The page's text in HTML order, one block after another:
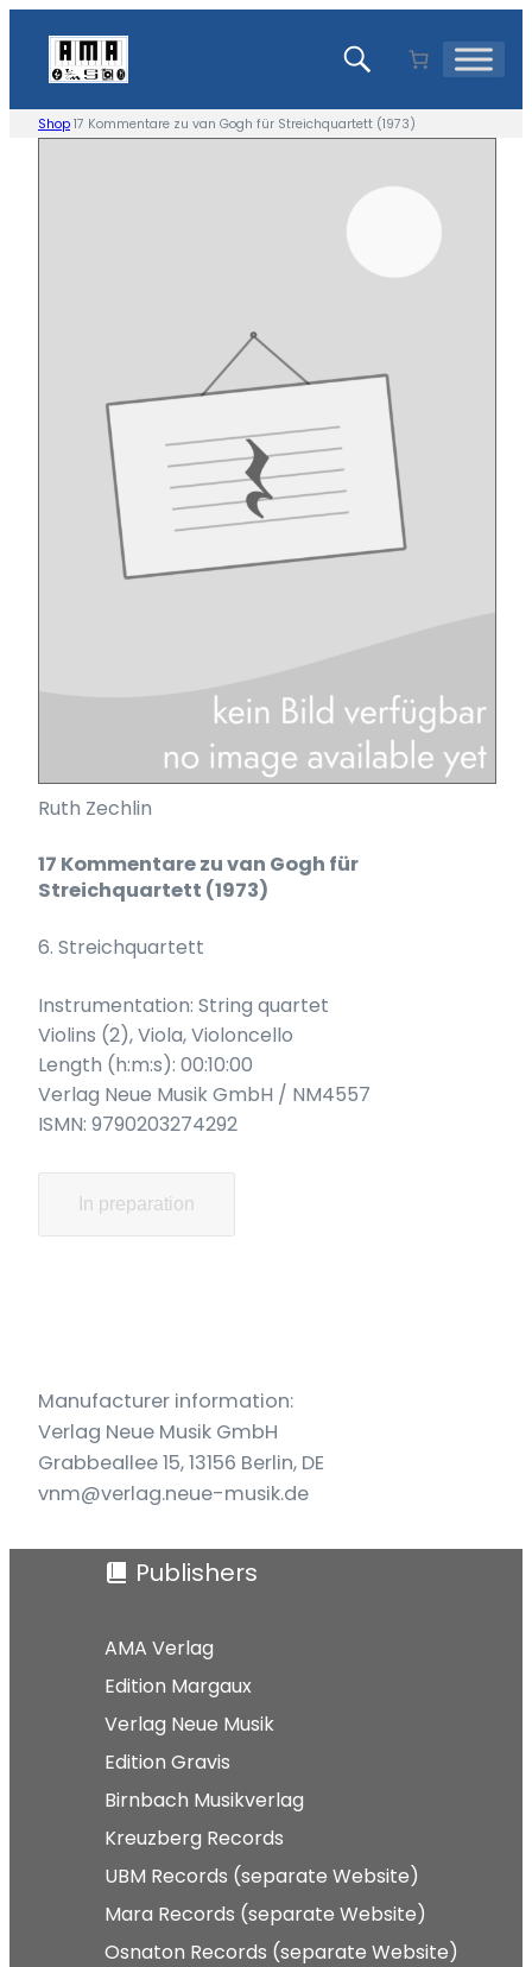
content
Shop 17 Kommentare zu van Gogh für Streichquartett (1973)
Ruth Zechlin
17 Kommentare zu van Gogh für
Streichquartett (1973)
6. Streichquartett
Instrumentation: String quartet
Violins (2), Viola, Violoncello
Length (h:m:s): 00:10:00
Verlag Neue Musik GmbH / NM4557
ISMN: 9790203274292
In preparation
Manufacturer information:
Verlag Neue Musik GmbH
Grabbeallee 15, 13156 Berlin, DE
vnm@verlag.neue-musik.de
Publishers
AMA Verlag
Edition Margaux
Verlag Neue Musik
Edition Gravis
Birnbach Musikverlag
Kreuzberg Records
UBM Records (separate Website)
Mara Records (separate Website)
Osnaton Records (separate Website)